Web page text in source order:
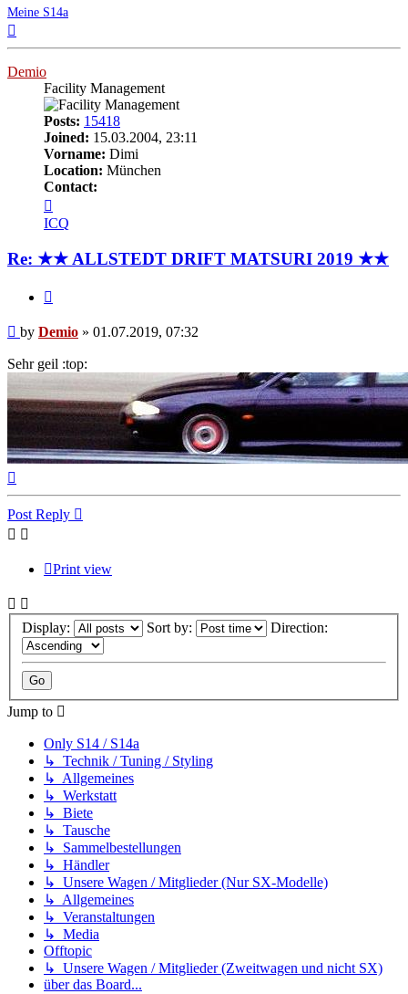
Meine S14a
Demio
Facility Management
Posts: 15418
Joined: 15.03.2004, 23:11
Vorname: Dimi
Location: München
Contact:
Demio
ICQ
Re: ★★ ALLSTEDT DRIFT MATSURI 2019 ★★
Post
by Demio » 01.07.2019, 07:32
Sehr geil :top:
Post Reply
Print view
Display: Sort by: Direction:
Jump to
Only S14 / S14a
↳ Technik / Tuning / Styling
↳ Allgemeines
↳ Werkstatt
↳ Biete
↳ Tausche
↳ Sammelbestellungen
↳ Händler
↳ Unsere Wagen / Mitglieder (Nur SX-Modelle)
↳ Allgemeines
↳ Veranstaltungen
↳ Media
Offtopic
↳ Unsere Wagen / Mitglieder (Zweitwagen und nicht SX)
über das Board...